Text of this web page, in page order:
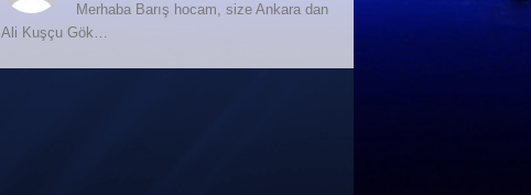
Merhaba Barış hocam, size Ankara dan
Ali Kuşçu Gök…